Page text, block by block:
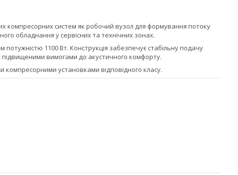
компресорних систем як робочий вузол для формування потоку
обладнання у сервісних та технічних зонах.
1100 Вт. Конструкція забезпечує стабільну подачу
підвищеними вимогами до акустичного комфорту.
компресорними установками відповідного класу.